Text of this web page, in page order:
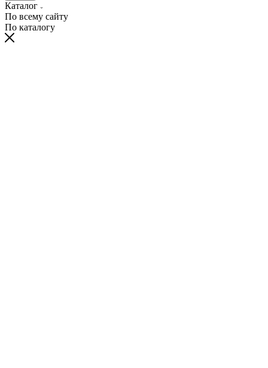
Каталог
По всему сайту
По каталогу